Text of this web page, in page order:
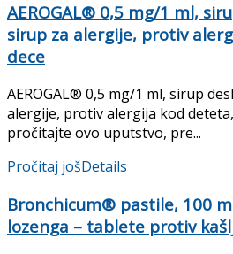
AEROGAL® 0,5 mg/1 ml,
sirup za alergije, protiv
dece
AEROGAL® 0,5 mg/1 ml, sirup
alergije, protiv alergija kod
pročitajte ovo uputstvo, pre...
Pročitaj jošDetails
Bronchicum® pastile, 100
lozenga – tablete protiv